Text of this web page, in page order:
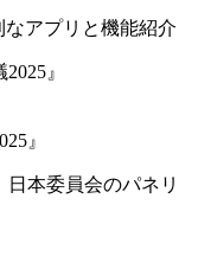
なアプリと機能紹介
』